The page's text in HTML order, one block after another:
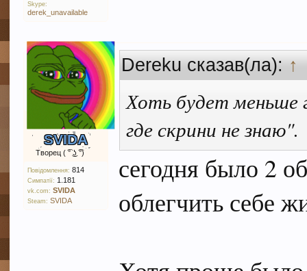
Skype:
derek_unavailable
SVIDA
Творец ( ͡° ͜ʖ ͡°)
Повідомлення: 814
Симпатії: 1.181
vk.com: SVIDA
Steam: SVIDA
Dereku сказав(ла):↑
Хоть будет меньше
где скрини не знаю".
сегодня было 2
облегчить себе